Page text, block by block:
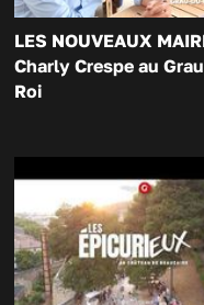
LES NOUVEAUX
Charly Crespe au
Roi